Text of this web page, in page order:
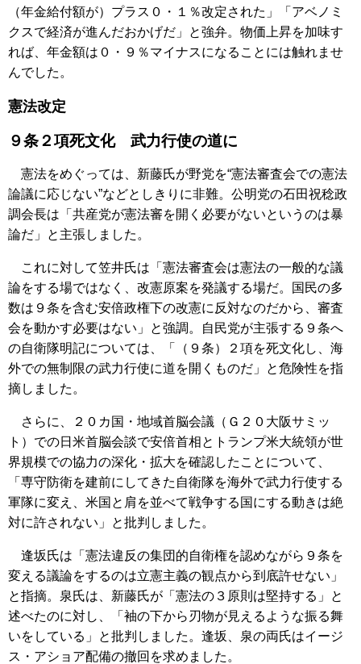
（年金給付額が）プラス０・１％改定された」「アベノミ
クスで経済が進んだおかげだ」と強弁。物価上昇を加味す
れば、年金額は０・９％マイナスになることには触れませ
んでした。
憲法改定
９条２項死文化 武力行使の道に
憲法をめぐっては、新藤氏が野党を“憲法審査会での憲法
論議に応じない”などとしきりに非難。公明党の石田祝稔政
調会長は「共産党が憲法審を開く必要がないというのは暴
論だ」と主張しました。
これに対して笠井氏は「憲法審査会は憲法の一般的な議
論をする場ではなく、改憲原案を発議する場だ。国民の多
数は９条を含む安倍政権下の改憲に反対なのだから、審査
会を動かす必要はない」と強調。自民党が主張する９条へ
の自衛隊明記については、「（９条）２項を死文化し、海
外での無制限の武力行使に道を開くものだ」と危険性を指
摘しました。
さらに、２０カ国・地域首脳会議（Ｇ２０大阪サミッ
ト）での日米首脳会談で安倍首相とトランプ米大統領が世
界規模での協力の深化・拡大を確認したことについて、
「専守防衛を建前にしてきた自衛隊を海外で武力行使する
軍隊に変え、米国と肩を並べて戦争する国にする動きは絶
対に許されない」と批判しました。
逢坂氏は「憲法違反の集団的自衛権を認めながら９条を
変える議論をするのは立憲主義の観点から到底許せない」
と指摘。泉氏は、新藤氏が「憲法の３原則は堅持する」と
述べたのに対し、「袖の下から刃物が見えるような振る舞
いをしている」と批判しました。逢坂、泉の両氏はイージ
ス・アショア配備の撤回を求めました。